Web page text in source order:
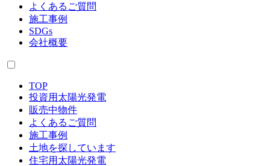
よくあるご質問
施工事例
SDGs
会社概要
TOP
投資用太陽光発電
販売中物件
よくあるご質問
施工事例
土地を探しています
住宅用太陽光発電